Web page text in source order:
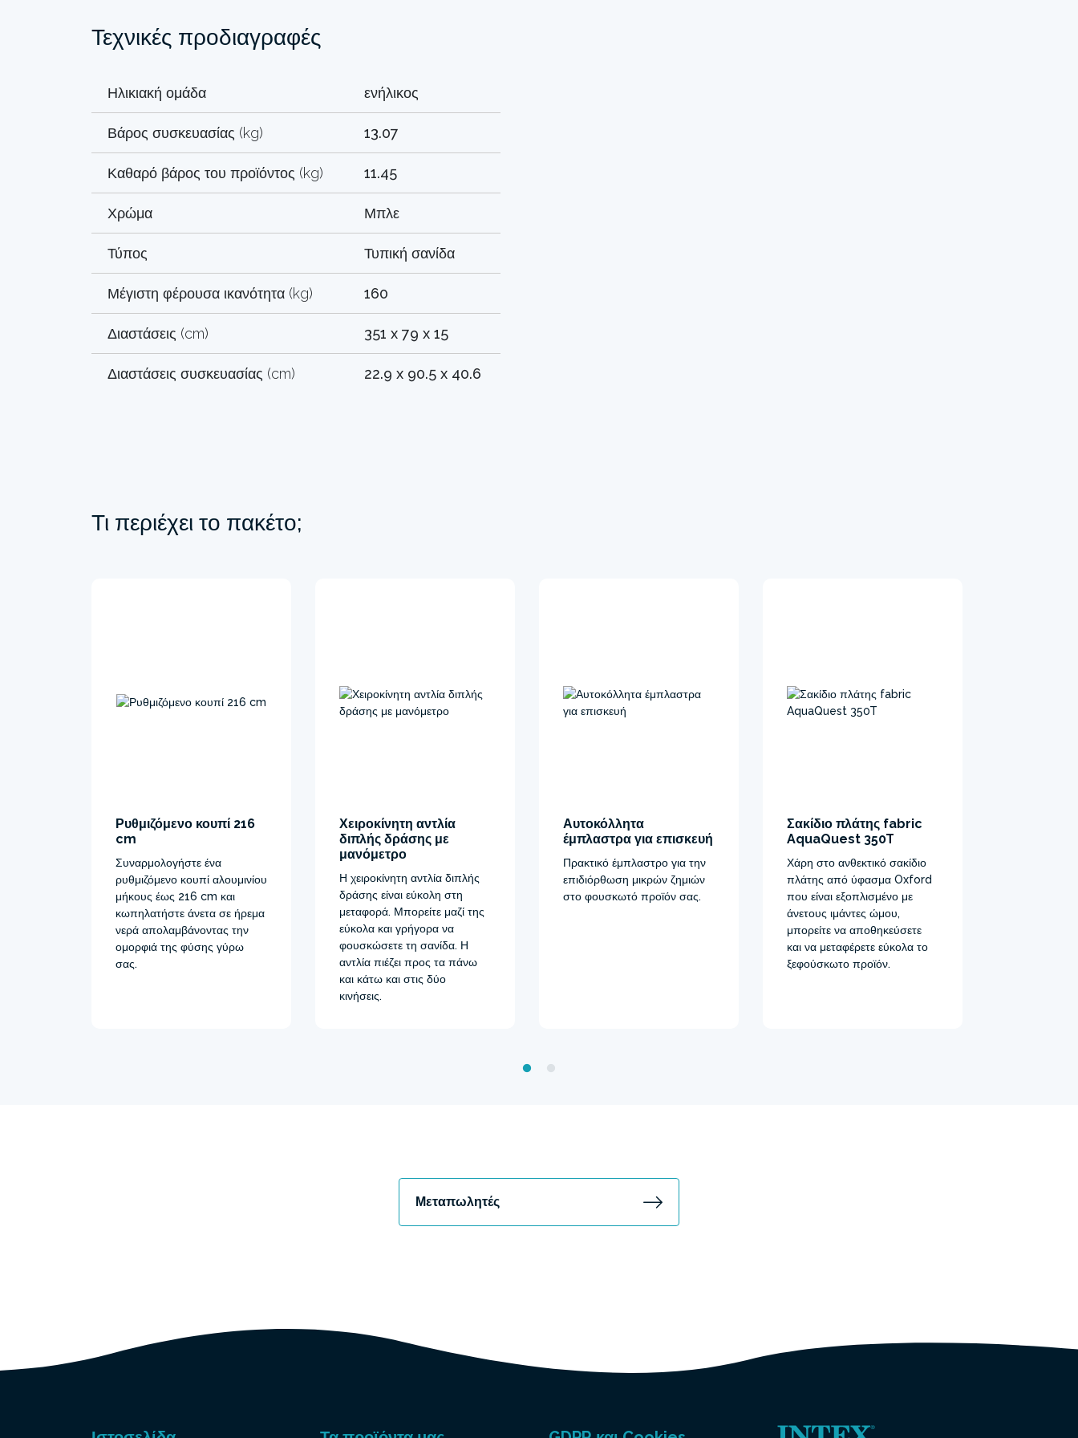
Τεχνικές προδιαγραφές
Ηλικιακή ομάδα ενήλικος
Βάρος συσκευασίας (kg) 13.07
Καθαρό βάρος του προϊόντος (kg) 11.45
Χρώμα Μπλε
Τύπος Τυπική σανίδα
Μέγιστη φέρουσα ικανότητα (kg) 160
Διαστάσεις (cm) 351 x 79 x 15
Διαστάσεις συσκευασίας (cm) 22.9 x 90.5 x 40.6
Τι περιέχει το πακέτο;
Ρυθμιζόμενο κουπί 216
cm
Συναρμολογήστε ένα
ρυθμιζόμενο κουπί αλουμινίου
μήκους έως 216 cm και
κωπηλατήστε άνετα σε ήρεμα
νερά απολαμβάνοντας την
ομορφιά της φύσης γύρω
σας.
Χειροκίνητη αντλία
διπλής δράσης με
μανόμετρο
Η χειροκίνητη αντλία διπλής
δράσης είναι εύκολη στη
μεταφορά. Μπορείτε μαζί της
εύκολα και γρήγορα να
φουσκώσετε τη σανίδα. Η
αντλία πιέζει προς τα πάνω
και κάτω και στις δύο
κινήσεις.
Αυτοκόλλητα
έμπλαστρα για επισκευή
Πρακτικό έμπλαστρο για την
επιδιόρθωση μικρών ζημιών
στο φουσκωτό προϊόν σας.
Σακίδιο πλάτης fabric
AquaQuest 350T
Χάρη στο ανθεκτικό σακίδιο
πλάτης από ύφασμα Oxford
που είναι εξοπλισμένο με
άνετους ιμάντες ώμου,
μπορείτε να αποθηκεύσετε
και να μεταφέρετε εύκολα το
ξεφούσκωτο προϊόν.
Μεταπωλητές